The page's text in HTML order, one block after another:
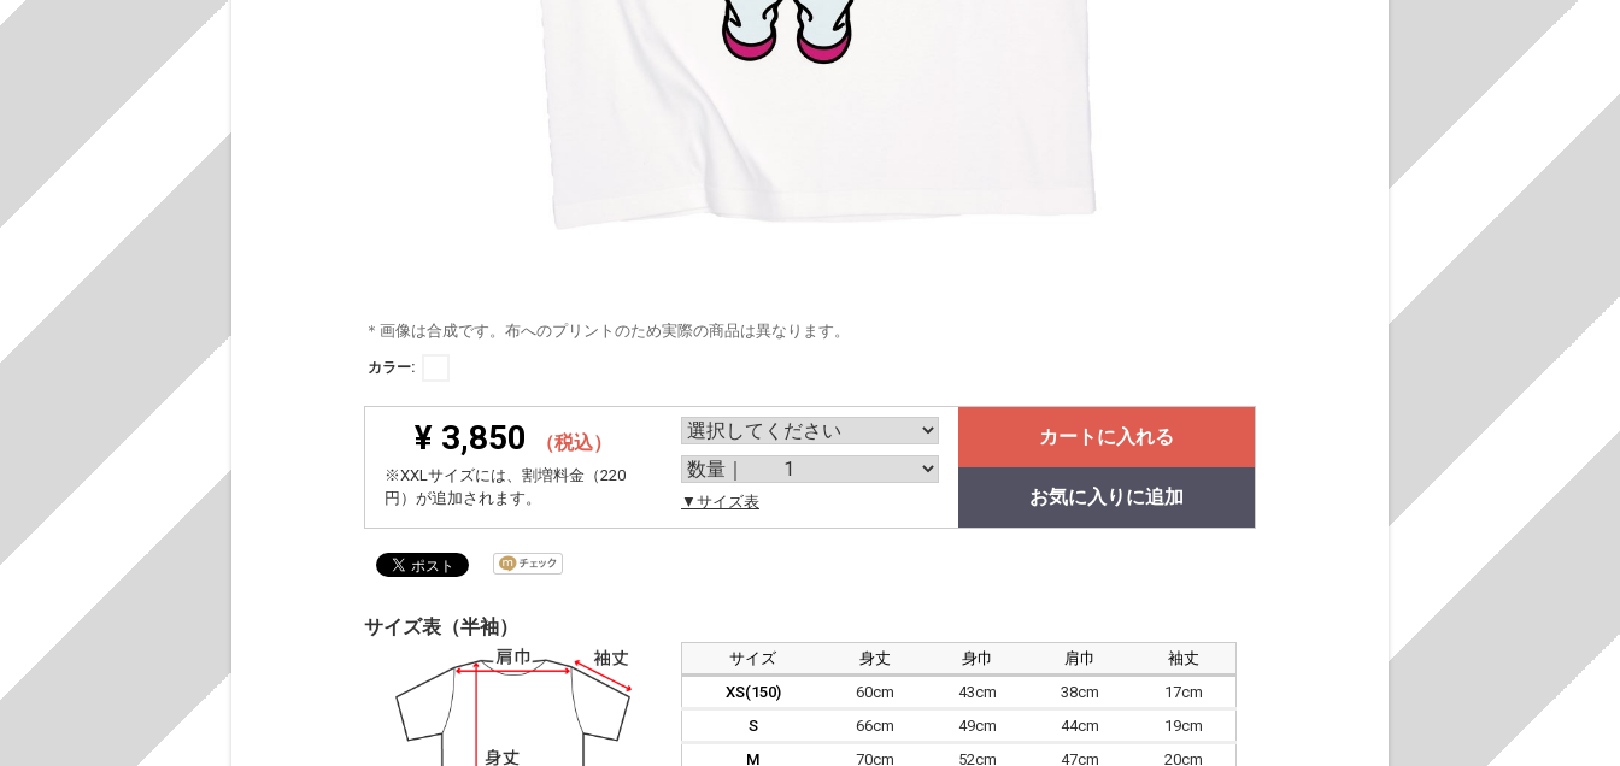
＊画像は合成です。布へのプリントのため実際の商品は異なります。
カラー:
¥ 3,850 （税込）
※XXLサイズには、割増料金（220
円）が追加されます。
▼サイズ表
カートに入れる
お気に入りに追加
サイズ表（半袖）
サイズ 身丈 身巾 肩巾
袖丈
XS(150)
60cm 43cm 38cm
17cm
S
66cm 49cm 44cm
19cm
M
70cm 52cm 47cm
20cm